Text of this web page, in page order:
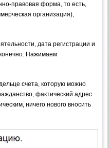
правовая форма, то есть,
организация),
дата регистрации и
Нажимаем
счета, которую можно
фактический адрес
ничего нового вносить